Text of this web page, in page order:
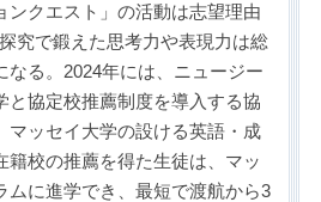
ンクエスト」の活動は志望理由
究で鍛えた思考力や表現力は総
なる。2024年には、ニュージー
と協定校推薦制度を導入する協
マッセイ大学の設ける英語・成
籍校の推薦を得た生徒は、マッ
ムに進学でき、最短で渡航から3